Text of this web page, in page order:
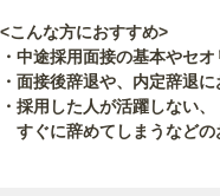
<こんな方におすすめ>
・中途採用面接の基本やセ
・面接後辞退や、内定辞退
・採用した人が活躍しない、
すぐに辞めてしまうなどの